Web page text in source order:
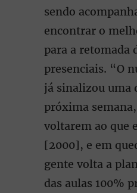
sendo
encontrar o
para a retomada
presenciais. “O
já sinalizou uma
próxima
voltarem ao que
[2000], e em
gente volta a
das aulas 100%